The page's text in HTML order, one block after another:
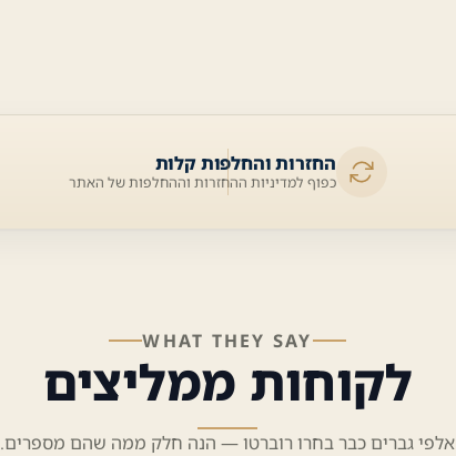
החזרות והחלפות קלות
כפוף למדיניות ההחזרות וההחלפות של האתר
WHAT THEY SAY
לקוחות ממליצים
אלפי גברים כבר בחרו רוברטו — הנה חלק ממה שהם מספרים.